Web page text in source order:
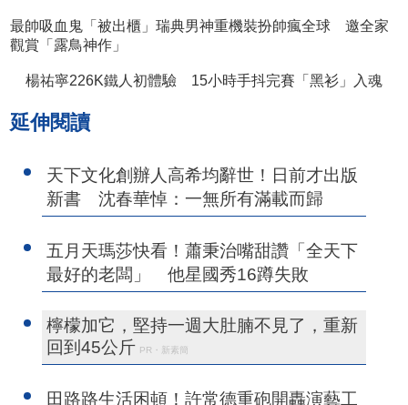
最帥吸血鬼「被出櫃」瑞典男神重機裝扮帥瘋全球 邀全家
觀賞「露鳥神作」
楊祐寧226K鐵人初體驗 15小時手抖完賽「黑衫」入魂
延伸閱讀
天下文化創辦人高希均辭世！日前才出版
新書 沈春華悼：一無所有滿載而歸
五月天瑪莎快看！蕭秉治嘴甜讚「全天下
最好的老闆」 他星國秀16蹲失敗
檸檬加它，堅持一週大肚腩不見了，重新
回到45公斤 PR・新素簡
田路路生活困頓！許常德重砲開轟演藝工